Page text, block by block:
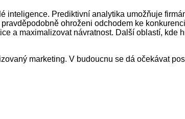
Prediktivní analytika umožňuje
ohroženi odchodem ke
a maximalizovat návratnost. Další oblastí,
marketing. V budoucnu se dá očekávat